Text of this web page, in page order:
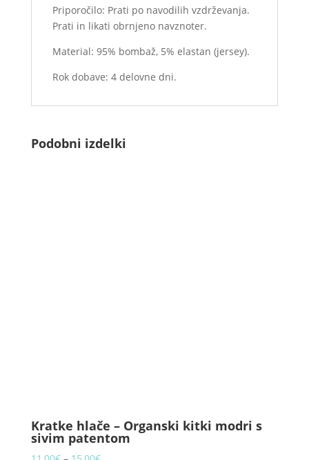
Priporočilo: Prati po navodilih vzdrževanja.
Prati in likati obrnjeno navznoter.
Material: 95% bombaž, 5% elastan (jersey).
Rok dobave: 4 delovne dni.
Podobni izdelki
Kratke hlače – Organski kitki modri s
sivim patentom